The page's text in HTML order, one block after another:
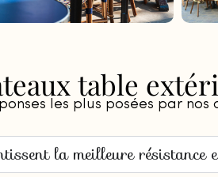
table
les plus posées par nos
la meilleure résistance